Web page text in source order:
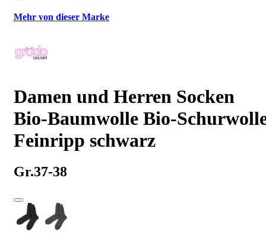
Mehr von dieser Marke
Damen und Herren Socken
Bio-Baumwolle Bio-
Feinripp schwarz
Gr.37-38